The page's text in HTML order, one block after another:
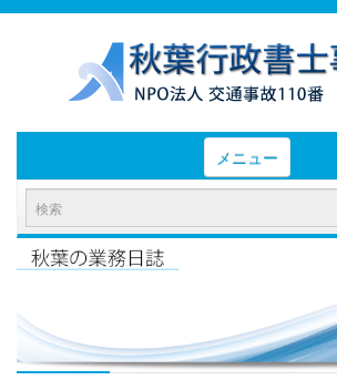
メニュー
HOME
お知らせと業務日誌
- 後遺障害等級認定実績（初回申請）
- 後遺障害等級認定実績（異議申立）